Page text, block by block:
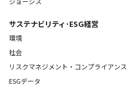
サステナビリティ･ESG経営
環境
社会
リスクマネジメント・コンプライアンス
ESGデータ